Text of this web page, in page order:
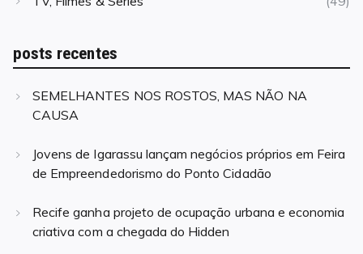
posts recentes
SEMELHANTES NOS ROSTOS, MAS NÃO NA
CAUSA
Jovens de Igarassu lançam negócios próprios em Feira
de Empreendedorismo do Ponto Cidadão
Recife ganha projeto de ocupação urbana e economia
criativa com a chegada do Hidden